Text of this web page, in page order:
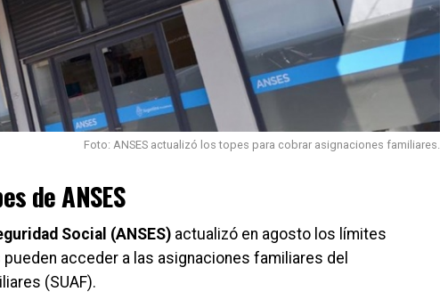
Foto: ANSES actualizó los topes para cobrar asignaciones familiares.
de ANSES
Social (ANSES) actualizó en agosto los límites
acceder a las asignaciones familiares del
(SUAF).